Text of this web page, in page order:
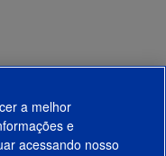
a melhor
e
acessando nosso